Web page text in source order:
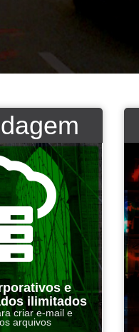
e
ilimitados
criar e-mail e
arquivos